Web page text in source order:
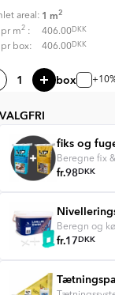
areal: 1 m2
pr m2 : 406.00DKK
pr box: 406.00DKK
box
VALGFRI
fiks og
Beregne fix
fr.98DKK
Beregn og
fr.17DKK